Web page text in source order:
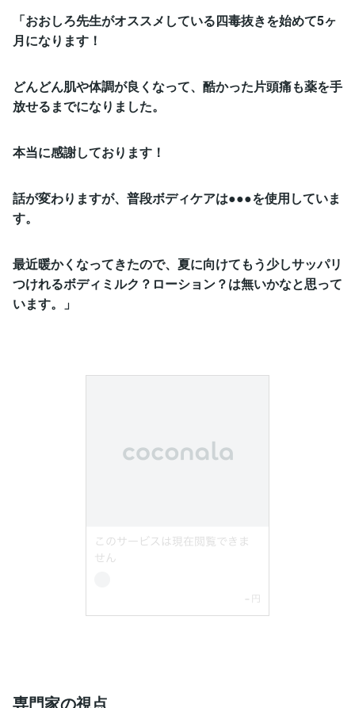
「おおしろ先生がオススメしている四毒抜きを始めて5ヶ
月になります！
どんどん肌や体調が良くなって、酷かった片頭痛も薬を手
放せるまでになりました。
本当に感謝しております！
話が変わりますが、普段ボディケアは●●●を使用していま
す。
最近暖かくなってきたので、夏に向けてもう少しサッパリ
つけれるボディミルク？ローション？は無いかなと思って
います。」
専門家の視点